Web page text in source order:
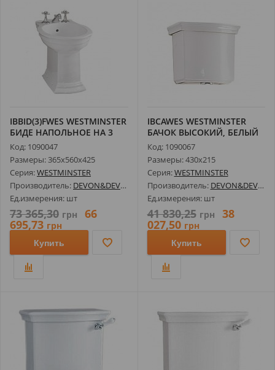
IBBID(3)FWES WESTMINSTER
БИДЕ НАПОЛЬНОЕ НА 3
ОТВ, 56...
Код: 1090047
Размеры: 365х560х425
Серия:WESTMINSTER
Производитель: DEVON&DEVON
Ед.измерения: шт
73 365,30 грн 66
695,73 грн
Купить
IBCAWES WESTMINSTER
БАЧОК ВЫСОКИЙ, БЕЛЫЙ
Код: 1090067
Размеры: 430х215
Серия:WESTMINSTER
Производитель: DEVON&DEVON
Ед.измерения: шт
41 830,25 грн 38
027,50 грн
Купить